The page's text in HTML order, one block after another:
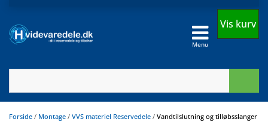
Menu
Vis kurv
Forside / Montage / VVS materiel Reservedele / Vandtilslutning og tilløbsslanger